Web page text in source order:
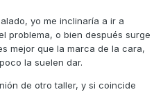
yo me inclinaría a ir a
problema, o bien después surge
mejor que la marca de la cara,
la suelen dar.
de otro taller, y si coincide